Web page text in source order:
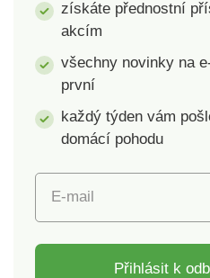
získáte přednostní
akcím
všechny novinky na
první
každý týden vám
domácí pohodu
E-mail
Přihlásit k